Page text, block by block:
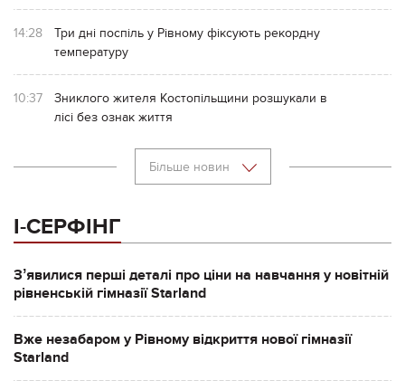
14:28
Три дні поспіль у Рівному фіксують рекордну
температуру
10:37
Зниклого жителя Костопільщини розшукали в
лісі без ознак життя
Більше новин
І-СЕРФІНГ
Зʼявилися перші деталі про ціни на навчання у новітній
рівненській гімназії Starland
Вже незабаром у Рівному відкриття нової гімназії
Starland